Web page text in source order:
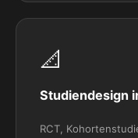
📐
Studiendesign
RCT,